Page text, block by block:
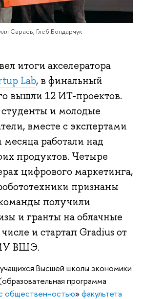
Сараев, Глеб Бондарчук
итоги акселератора
Lab, в финальный
вышли 12 ИТ-проектов.
студенты и молодые
вместе с экспертами
работали над
продуктов. Четыре
цифрового маркетинга,
признаны
получили
и гранты на облачные
и стартап Gradius от
ВШЭ.
Высшей школы экономики
программа
общественностью»факультета